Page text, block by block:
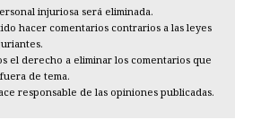
injuriosa será eliminada.
hacer comentarios contrarios a las leyes
el derecho a eliminar los comentarios que
de tema.
responsable de las opiniones publicadas.